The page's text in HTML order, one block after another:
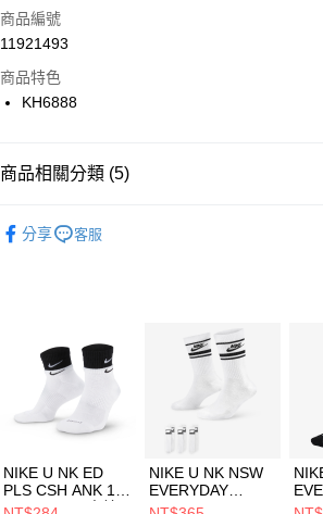
合作金庫商業銀行
華南商業銀行
上海商業儲蓄銀行
國泰世華商業銀行
聯邦商業銀行
台新國際商業銀行
LINE Pay
Apple Pay
【關於「AFTEE先享後付」】
３．安心：先確認商品／服務後，再付款。
【「AFTEE先享後付」結帳流程】
１．於結帳方式選擇「AFTEE先享後付」後，將跳轉
付」結帳頁面，進行簡訊認證並確認金額後，即可完成
２．訂單成立數日內，您將收到繳費通知簡訊。
３．收到繳費通知簡訊後14天內，點擊此簡訊中的連
／ATM／網路銀行／等多元方式進行付款，方視為交
※ 請注意：結帳手續完成當下不需立刻繳費，但若您
每筆NT$100，滿NT$1,500(含以上)免運費
每筆NT$100，滿NT$1,500(含以上)免運費
付款後門市自取
每筆NT$100，滿NT$1,500(含以上)免運費
商品編號
11921493
商品特色
KH6888
商品相關分類 (5)
促銷活動 兒童/青少年｜鞋服6折起
分享 客服
NIKE U NK ED
PLS CSH ANK 1P
144 DBL 男 中統
NIKE U NK NSW
EVERYDAY
ESSENTIAL CR